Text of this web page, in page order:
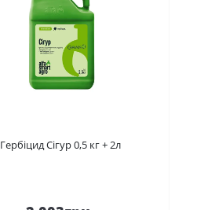
Гербіцид Сігур 0,5 кг + 2л